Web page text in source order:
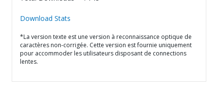
Download Stats
*La version texte est une version à reconnaissance optique de
caractères non-corrigée. Cette version est fournie uniquement
pour accommoder les utilisateurs disposant de connections
lentes.